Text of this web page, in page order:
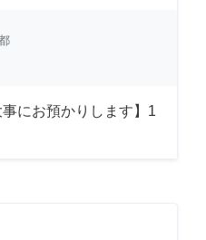
事にお預かりします】1